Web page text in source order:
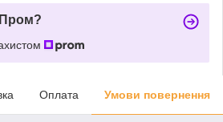
Пром?
Оплата Умови повернення